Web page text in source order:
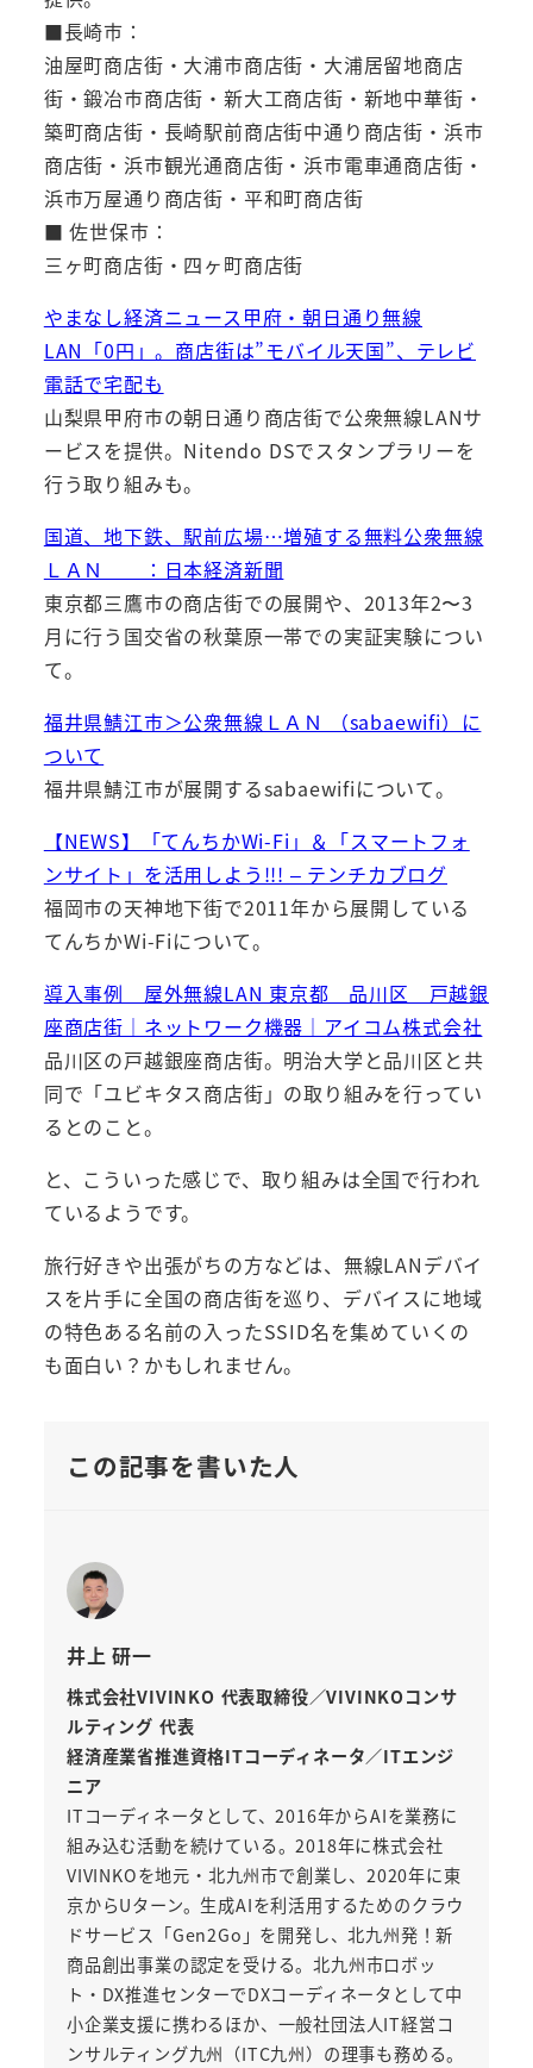
■長崎市：
油屋町商店街・大浦市商店街・大浦居留地商店
街・鍛冶市商店街・新大工商店街・新地中華街・
築町商店街・長崎駅前商店街中通り商店街・浜市
商店街・浜市観光通商店街・浜市電車通商店街・
浜市万屋通り商店街・平和町商店街
■ 佐世保市：
三ヶ町商店街・四ヶ町商店街
やまなし経済ニュース甲府・朝日通り無線
LAN「0円」。商店街は”モバイル天国”、テレビ
電話で宅配も
山梨県甲府市の朝日通り商店街で公衆無線LANサ
ービスを提供。Nitendo DSでスタンプラリーを
行う取り組みも。
国道、地下鉄、駅前広場…増殖する無料公衆無線
ＬＡＮ ：日本経済新聞
東京都三鷹市の商店街での展開や、2013年2〜3
月に行う国交省の秋葉原一帯での実証実験につい
て。
福井県鯖江市＞公衆無線ＬＡＮ （sabaewifi）に
ついて
福井県鯖江市が展開するsabaewifiについて。
【NEWS】「てんちかWi-Fi」＆「スマートフォ
ンサイト」を活用しよう!!! – テンチカブログ
福岡市の天神地下街で2011年から展開している
てんちかWi-Fiについて。
導入事例 屋外無線LAN 東京都 品川区 戸越銀
座商店街｜ネットワーク機器｜アイコム株式会社
品川区の戸越銀座商店街。明治大学と品川区と共
同で「ユビキタス商店街」の取り組みを行ってい
るとのこと。
と、こういった感じで、取り組みは全国で行われ
ているようです。
旅行好きや出張がちの方などは、無線LANデバイ
スを片手に全国の商店街を巡り、デバイスに地域
の特色ある名前の入ったSSID名を集めていくの
も面白い？かもしれません。
この記事を書いた人
井上 研一
株式会社VIVINKO 代表取締役／VIVINKOコンサ
ルティング 代表
経済産業省推進資格ITコーディネータ／ITエンジ
ニア
ITコーディネータとして、2016年からAIを業務に
組み込む活動を続けている。2018年に株式会社
VIVINKOを地元・北九州市で創業し、2020年に東
京からUターン。生成AIを利活用するためのクラウ
ドサービス「Gen2Go」を開発し、北九州発！新
商品創出事業の認定を受ける。北九州市ロボッ
ト・DX推進センターでDXコーディネータとして中
小企業支援に携わるほか、一般社団法人IT経営コ
ンサルティング九州（ITC九州）の理事も務める。